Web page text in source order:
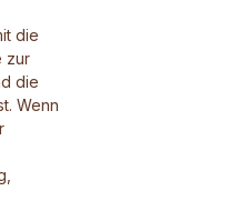
die
zur
die
Wenn